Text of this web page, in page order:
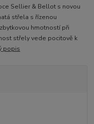
Sellier & Bellot s novou
střela s řízenou
hmotností při
střely vede pocitově k
popis